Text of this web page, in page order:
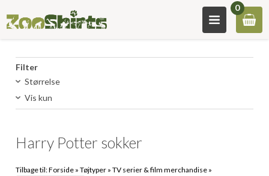
0
Filter
Størrelse
Vis kun
Harry Potter sokker
Tilbage til:Forside »Tøjtyper »TV serier & film merchandise »